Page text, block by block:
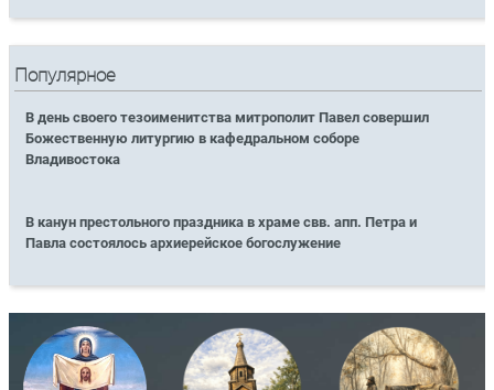
Популярное
В день своего тезоименитства митрополит Павел совершил
Божественную литургию в кафедральном соборе
Владивостока
В канун престольного праздника в храме свв. апп. Петра и
Павла состоялось архиерейское богослужение